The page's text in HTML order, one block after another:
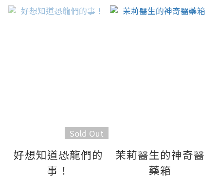
Sold Out
好想知道恐龍們的
事！
茉莉醫生的神奇醫
藥箱